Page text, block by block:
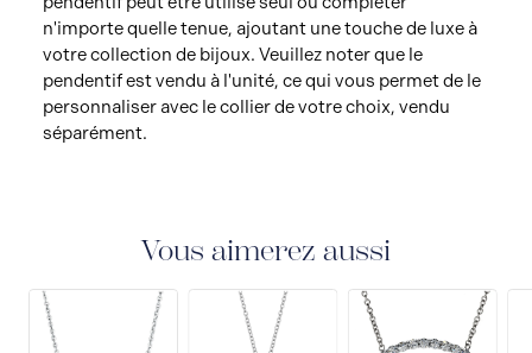
n'importe quelle tenue, ajoutant une touche de luxe à
votre collection de bijoux. Veuillez noter que le
pendentif est vendu à l'unité, ce qui vous permet de le
personnaliser avec le collier de votre choix, vendu
séparément.
Vous aimerez aussi